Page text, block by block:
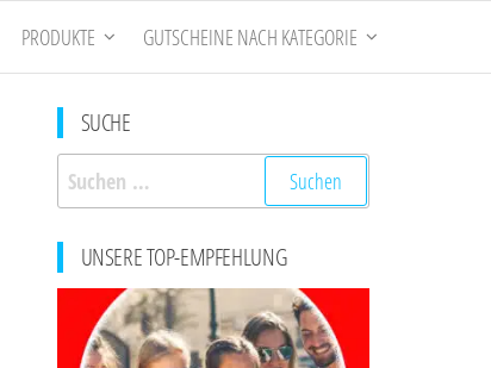
PRODUKTE GUTSCHEINE NACH KATEGORIE
SUCHE
Suchen
nach:
UNSERE TOP-EMPFEHLUNG